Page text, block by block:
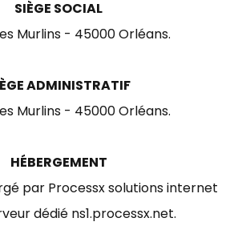
SIÈGE SOCIAL
Murlins - 45000 Orléans.
ADMINISTRATIF
Murlins - 45000 Orléans.
HÉBERGEMENT
par Processx solutions internet
dédié ns1.processx.net.